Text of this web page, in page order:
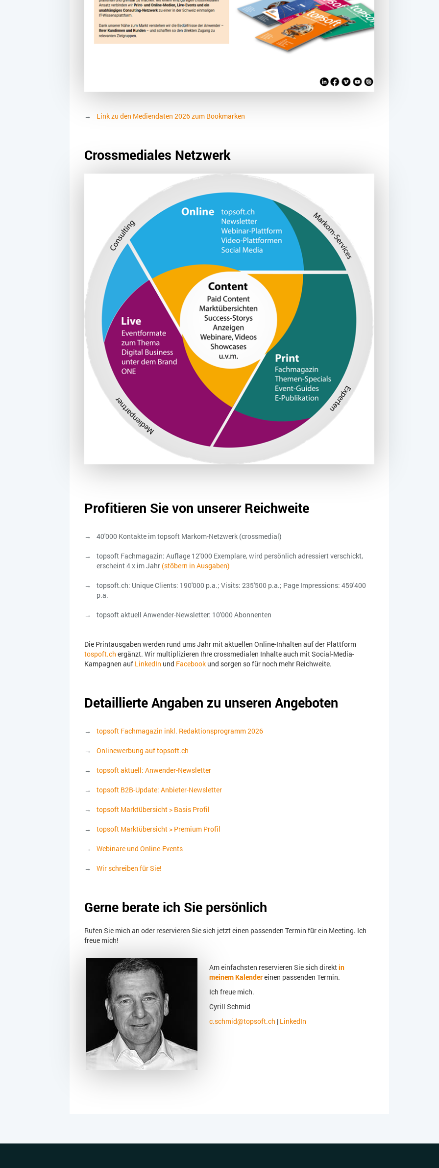
Link zu den Mediendaten 2026 zum Bookmarken
Crossmediales Netzwerk
Profitieren Sie von unserer Reichweite
40'000 Kontakte im topsoft Markom-Netzwerk (crossmedial)
topsoft Fachmagazin: Auflage 12'000 Exemplare, wird persönlich adressiert verschickt,
erscheint 4 x im Jahr (stöbern in Ausgaben)
topsoft.ch: Unique Clients: 190'000 p.a.; Visits: 235'500 p.a.; Page Impressions: 459'400
p.a.
topsoft aktuell Anwender-Newsletter: 10'000 Abonnenten
Die Printausgaben werden rund ums Jahr mit aktuellen Online-Inhalten auf der Plattform
tospoft.ch ergänzt. Wir multiplizieren Ihre crossmedialen Inhalte auch mit Social-Media-
Kampagnen auf LinkedIn und Facebookund sorgen so für noch mehr Reichweite.
Detaillierte Angaben zu unseren Angeboten
topsoft Fachmagazin inkl. Redaktionsprogramm 2026
Onlinewerbung auf topsoft.ch
topsoft aktuell: Anwender-Newsletter
topsoft B2B-Update: Anbieter-Newsletter
topsoft Marktübersicht > Basis Profil
topsoft Marktübersicht > Premium Profil
Webinare und Online-Events
Wir schreiben für Sie!
Gerne berate ich Sie persönlich
Rufen Sie mich an oder reservieren Sie sich jetzt einen passenden Termin für ein Meeting. Ich
freue mich!
Am einfachsten reservieren Sie sich direktin
meinem Kalendereinen passenden Termin.
Ich freue mich.
Cyrill Schmid
c.schmid@topsoft.ch | LinkedIn